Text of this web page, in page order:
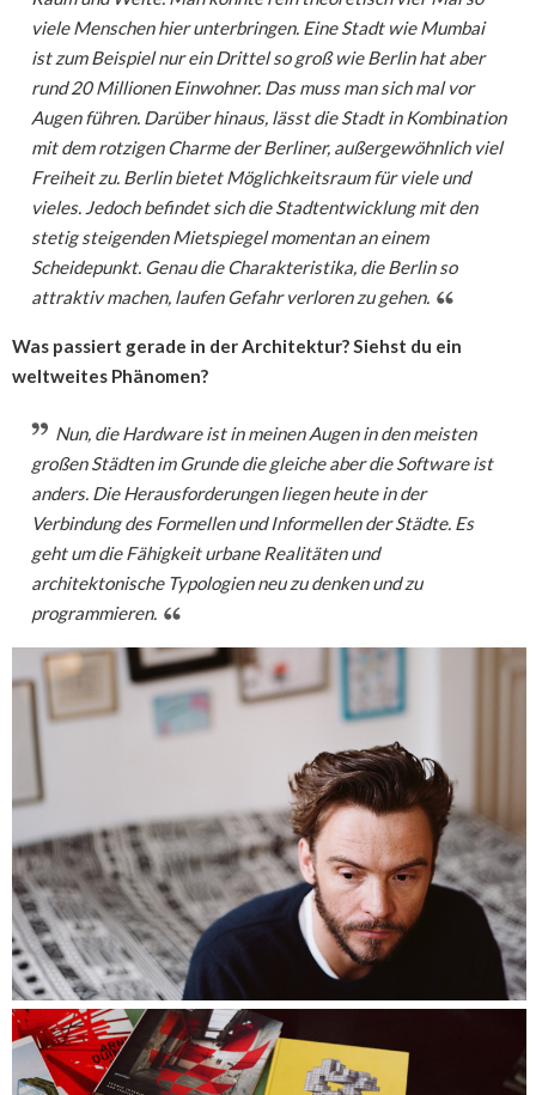
viele Menschen hier unterbringen. Eine Stadt wie Mumbai
ist zum Beispiel nur ein Drittel so groß wie Berlin hat aber
rund 20 Millionen Einwohner. Das muss man sich mal vor
Augen führen. Darüber hinaus, lässt die Stadt in Kombination
mit dem rotzigen Charme der Berliner, außergewöhnlich viel
Freiheit zu. Berlin bietet Möglichkeitsraum für viele und
vieles. Jedoch befindet sich die Stadtentwicklung mit den
stetig steigenden Mietspiegel momentan an einem
Scheidepunkt. Genau die Charakteristika, die Berlin so
attraktiv machen, laufen Gefahr verloren zu gehen.
Was passiert gerade in der Architektur? Siehst du ein
weltweites Phänomen?
Nun, die Hardware ist in meinen Augen in den meisten
großen Städten im Grunde die gleiche aber die Software ist
anders. Die Herausforderungen liegen heute in der
Verbindung des Formellen und Informellen der Städte. Es
geht um die Fähigkeit urbane Realitäten und
architektonische Typologien neu zu denken und zu
programmieren.